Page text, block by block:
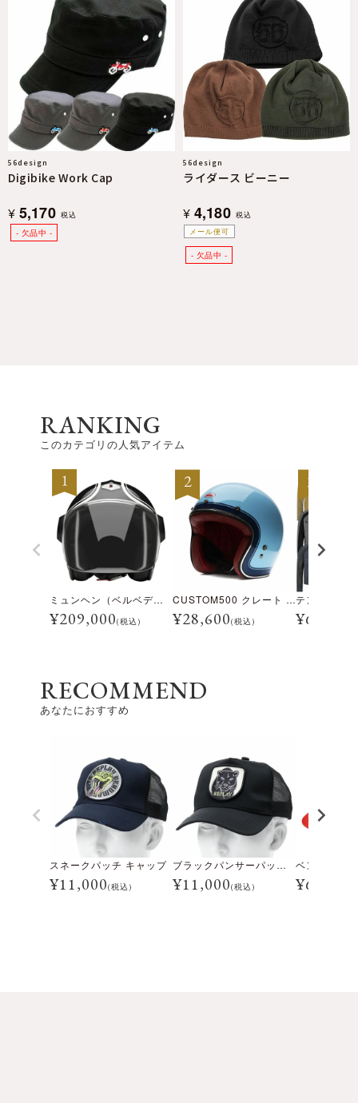
56design
Digibike Work Cap
¥ 5,170 税込
メール便可
56design
ライダース ビーニー
¥ 4,180 税込
RANKING
このカテゴリの人気アイテム
ミュンヘン（ベルベデーレ）
¥209,000(税込)
CUSTOM500 クレート アイスブルー
¥28,600(税込) ¥69,300
RECOMMEND
あなたにおすすめ
スネークパッチ キャップ
¥11,000(税込)
ブラックパンサーパッチ キャップ
¥11,000(税込)
ベンガリー
¥6,600